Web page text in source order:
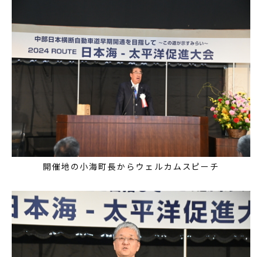
開催地の小海町長からウェルカムスピーチ